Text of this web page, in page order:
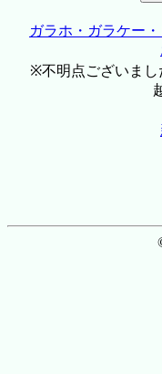
ガラホ・ガラケー
※不明点ございまし